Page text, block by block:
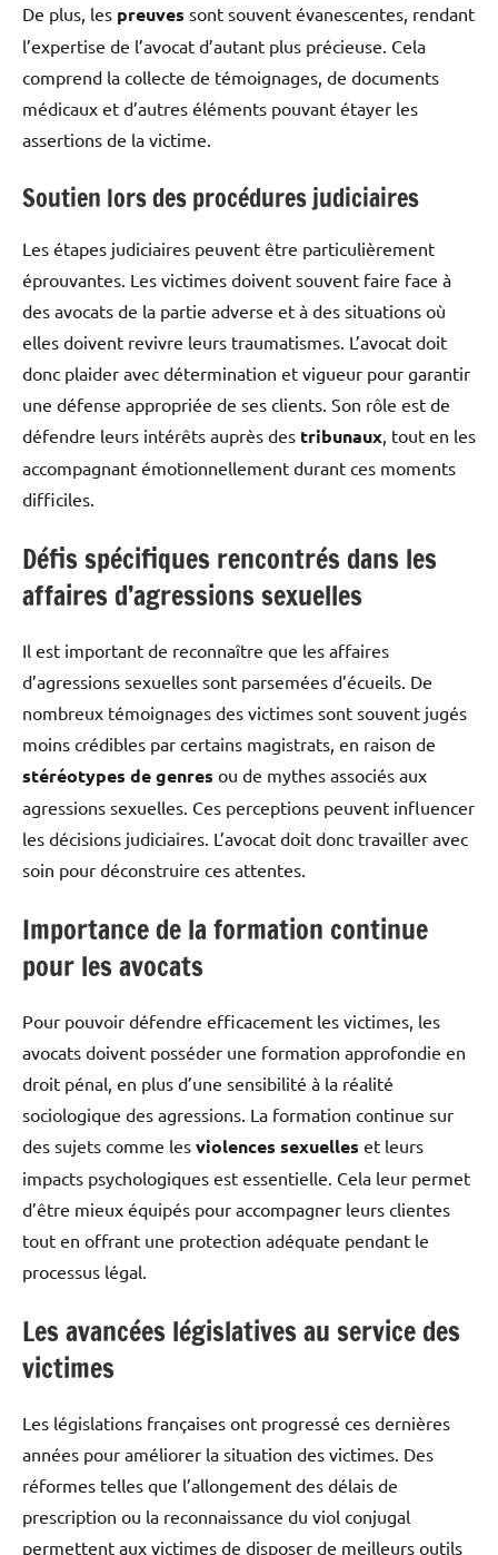
De plus, les preuves sont souvent évanescentes, rendant
l’expertise de l’avocat d’autant plus précieuse. Cela
comprend la collecte de témoignages, de documents
médicaux et d’autres éléments pouvant étayer les
assertions de la victime.
Soutien lors des procédures judiciaires
Les étapes judiciaires peuvent être particulièrement
éprouvantes. Les victimes doivent souvent faire face à
des avocats de la partie adverse et à des situations où
elles doivent revivre leurs traumatismes. L’avocat doit
donc plaider avec détermination et vigueur pour garantir
une défense appropriée de ses clients. Son rôle est de
défendre leurs intérêts auprès des tribunaux, tout en les
accompagnant émotionnellement durant ces moments
difficiles.
Défis spécifiques rencontrés dans les
affaires d’agressions sexuelles
Il est important de reconnaître que les affaires
d’agressions sexuelles sont parsemées d’écueils. De
nombreux témoignages des victimes sont souvent jugés
moins crédibles par certains magistrats, en raison de
stéréotypes de genres ou de mythes associés aux
agressions sexuelles. Ces perceptions peuvent influencer
les décisions judiciaires. L’avocat doit donc travailler avec
soin pour déconstruire ces attentes.
Importance de la formation continue
pour les avocats
Pour pouvoir défendre efficacement les victimes, les
avocats doivent posséder une formation approfondie en
droit pénal, en plus d’une sensibilité à la réalité
sociologique des agressions. La formation continue sur
des sujets comme les violences sexuelles et leurs
impacts psychologiques est essentielle. Cela leur permet
d’être mieux équipés pour accompagner leurs clientes
tout en offrant une protection adéquate pendant le
processus légal.
Les avancées législatives au service des
victimes
Les législations françaises ont progressé ces dernières
années pour améliorer la situation des victimes. Des
réformes telles que l’allongement des délais de
prescription ou la reconnaissance du viol conjugal
permettent aux victimes de disposer de meilleurs outils